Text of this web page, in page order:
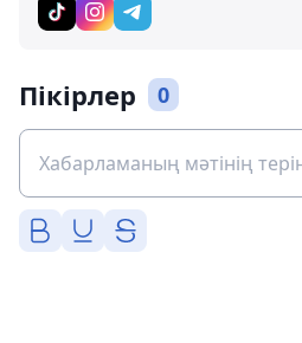
Пікірлер 0